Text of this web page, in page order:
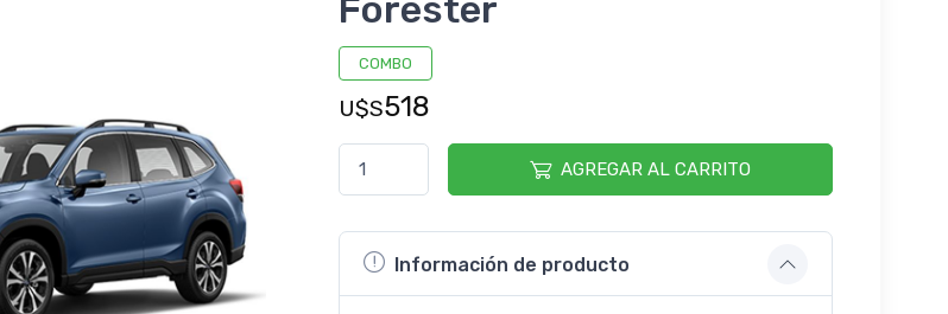
Forester
COMBO
U$S518
AGREGAR AL CARRITO
Información de producto